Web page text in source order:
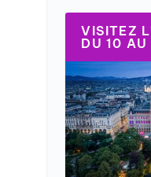
VISITEZ
DU 10 AU